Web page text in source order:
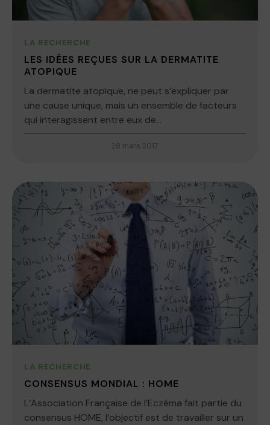
LA RECHERCHE
LES IDÉES REÇUES SUR LA DERMATITE
ATOPIQUE
La dermatite atopique, ne peut s’expliquer par
une cause unique, mais un ensemble de facteurs
qui interagissent entre eux de...
28 mars 2017
LA RECHERCHE
CONSENSUS MONDIAL : HOME
L’Association Française de l’Eczéma fait partie du
consensus HOME, l’objectif est de travailler sur un